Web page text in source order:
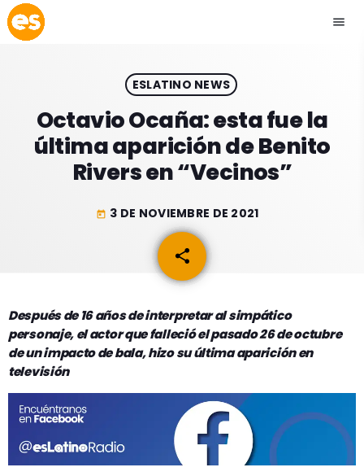
menu
play_arrow EMISIÓN LA PAZ
play_arrow EMISIÓN COCHABAMBA
ACTUALIDAD
ESPECTÁCULOS
GEEKERS
MÚSICA
ENTRETENIMIENTO
PROGRAMACIÓN
INICIO
RADIO SPLENDID
CONTACTO
ESLATINO NEWS
Octavio Ocaña: esta fue la
última aparición de Benito
Rivers en “Vecinos”
today 3 DE NOVIEMBRE DE 2021
share
email
Después de 16 años de interpretar al simpático
personaje, el actor que falleció el pasado 26 de octubre
de un impacto de bala, hizo su última aparición en
televisión